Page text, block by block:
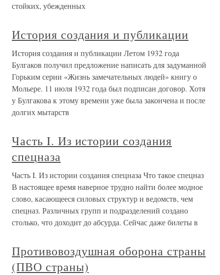
стойких, убежденных
История создания и публикации
История создания и публикации Летом 1932 года
Булгаков получил предложение написать для задуманной
Горьким серии «Жизнь замечательных людей» книгу о
Мольере. 11 июля 1932 года был подписан договор. Хотя
у Булгакова к этому времени уже была закончена и после
долгих мытарств
Часть I. Из истории создания
спецназа
Часть I. Из истории создания спецназа Что такое спецназ
В настоящее время наверное трудно найти более модное
слово, касающееся силовых структур и ведомств, чем
спецназ. Различных групп и подразделений создано
столько, что доходит до абсурда. Сейчас даже билеты в
Противовоздушная оборона страны
(ПВО страны)